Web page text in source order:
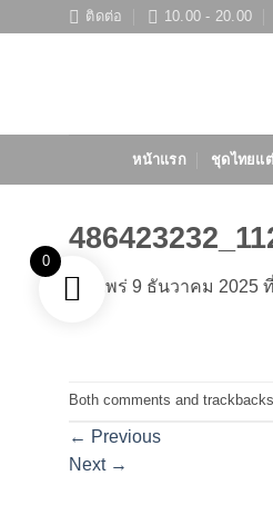
ติดต่อ 10.00 - 20.00
หน้าแรก ชุดไทยแ
เผยแพร่ 9 ธันวาคม 2025 ที่
Both comments and
← Previous
Next →
0